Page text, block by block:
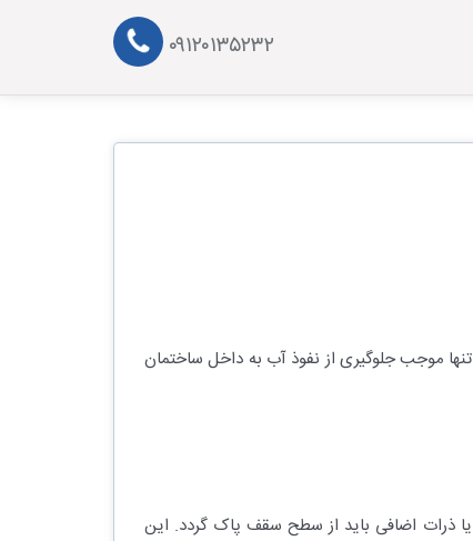
۰۹۱۲۰۱۳۵۲۳۲
موجب جلوگیری از نفوذ آب به داخل ساختمان
ذرات اضافی باید از سطح سقف پاک گردد. این